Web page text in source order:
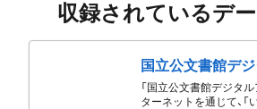
収録されているデ
国立公文書館デ
「国立公文書館デジタル
ターネットを通じて、「